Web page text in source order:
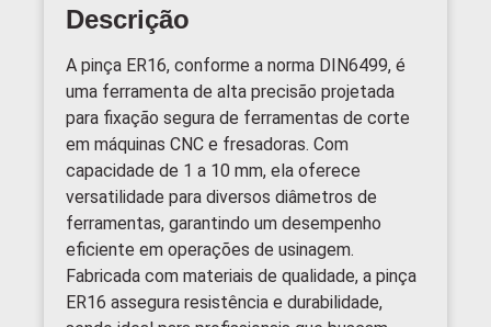
Descrição
A pinça ER16, conforme a norma DIN6499, é
uma ferramenta de alta precisão projetada
para fixação segura de ferramentas de corte
em máquinas CNC e fresadoras. Com
capacidade de 1 a 10 mm, ela oferece
versatilidade para diversos diâmetros de
ferramentas, garantindo um desempenho
eficiente em operações de usinagem.
Fabricada com materiais de qualidade, a pinça
ER16 assegura resistência e durabilidade,